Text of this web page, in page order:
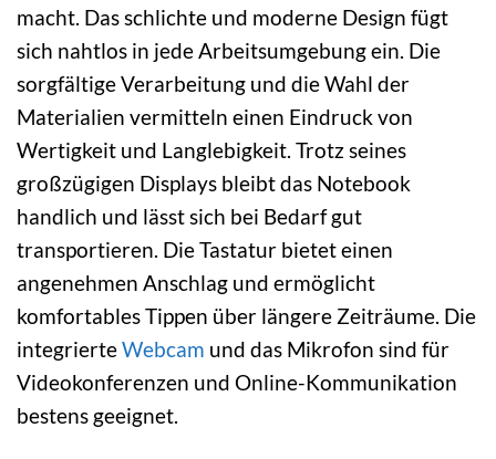
macht. Das schlichte und moderne Design fügt
sich nahtlos in jede Arbeitsumgebung ein. Die
sorgfältige Verarbeitung und die Wahl der
Materialien vermitteln einen Eindruck von
Wertigkeit und Langlebigkeit. Trotz seines
großzügigen Displays bleibt das Notebook
handlich und lässt sich bei Bedarf gut
transportieren. Die Tastatur bietet einen
angenehmen Anschlag und ermöglicht
komfortables Tippen über längere Zeiträume. Die
integrierteWebcam und das Mikrofon sind für
Videokonferenzen und Online-Kommunikation
bestens geeignet.